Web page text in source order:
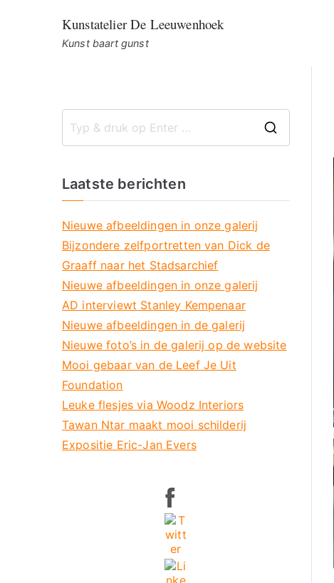
Kunstatelier De Leeuwenhoek
Kunst baart gunst
Laatste berichten
Nieuwe afbeeldingen in onze galerij
Bijzondere zelfportretten van Dick de
Graaff naar het Stadsarchief
Nieuwe afbeeldingen in onze galerij
AD interviewt Stanley Kempenaar
Nieuwe afbeeldingen in de galerij
Nieuwe foto’s in de galerij op de website
Mooi gebaar van de Leef Je Uit
Foundation
Leuke flesjes via Woodz Interiors
Tawan Ntar maakt mooi schilderij
Expositie Eric-Jan Evers